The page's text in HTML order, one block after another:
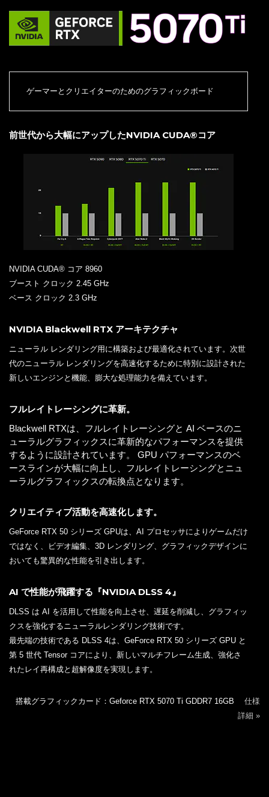
ゲーマーとクリエイターのためのグラフィックボード
前世代から大幅にアップしたNVIDIA CUDA®コア
NVIDIA CUDA® コア 8960
ブースト クロック 2.45 GHz
ベース クロック 2.3 GHz
NVIDIA Blackwell RTX アーキテクチャ
ニューラル レンダリング用に構築および最適化されています。次世
代のニューラル レンダリングを高速化するために特別に設計された
新しいエンジンと機能、膨大な処理能力を備えています。
フルレイトレーシングに革新。
Blackwell RTXは、フルレイトレーシングと AI ベースのニ
ューラルグラフィックスに革新的なパフォーマンスを提供
するように設計されています。 GPU パフォーマンスのベ
ースラインが大幅に向上し、フルレイトレーシングとニュ
ーラルグラフィックスの転換点となります。
クリエイティブ活動を高速化します。
GeForce RTX 50 シリーズ GPUは、AI プロセッサによりゲームだけ
ではなく、ビデオ編集、3D レンダリング、グラフィックデザインに
おいても驚異的な性能を引き出します。
AI で性能が飛躍する『NVIDIA DLSS 4』
DLSS は AI を活用して性能を向上させ、遅延を削減し、グラフィッ
クスを強化するニューラルレンダリング技術です。
最先端の技術である DLSS 4は、GeForce RTX 50 シリーズ GPU と
第 5 世代 Tensor コアにより、新しいマルチフレーム生成、強化さ
れたレイ再構成と超解像度を実現します。
搭載グラフィックカード：Geforce RTX 5070 Ti GDDR7 16GB 仕様
詳細 »